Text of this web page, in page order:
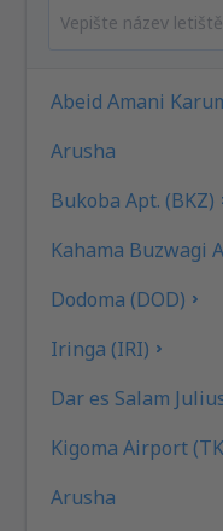
Abeid Amani
Arusha
Bukoba Apt. (BKZ)
Kahama Buzwagi
Dodoma (DOD)
Iringa (IRI)
Dar es Salam
Kigoma Airport
Arusha